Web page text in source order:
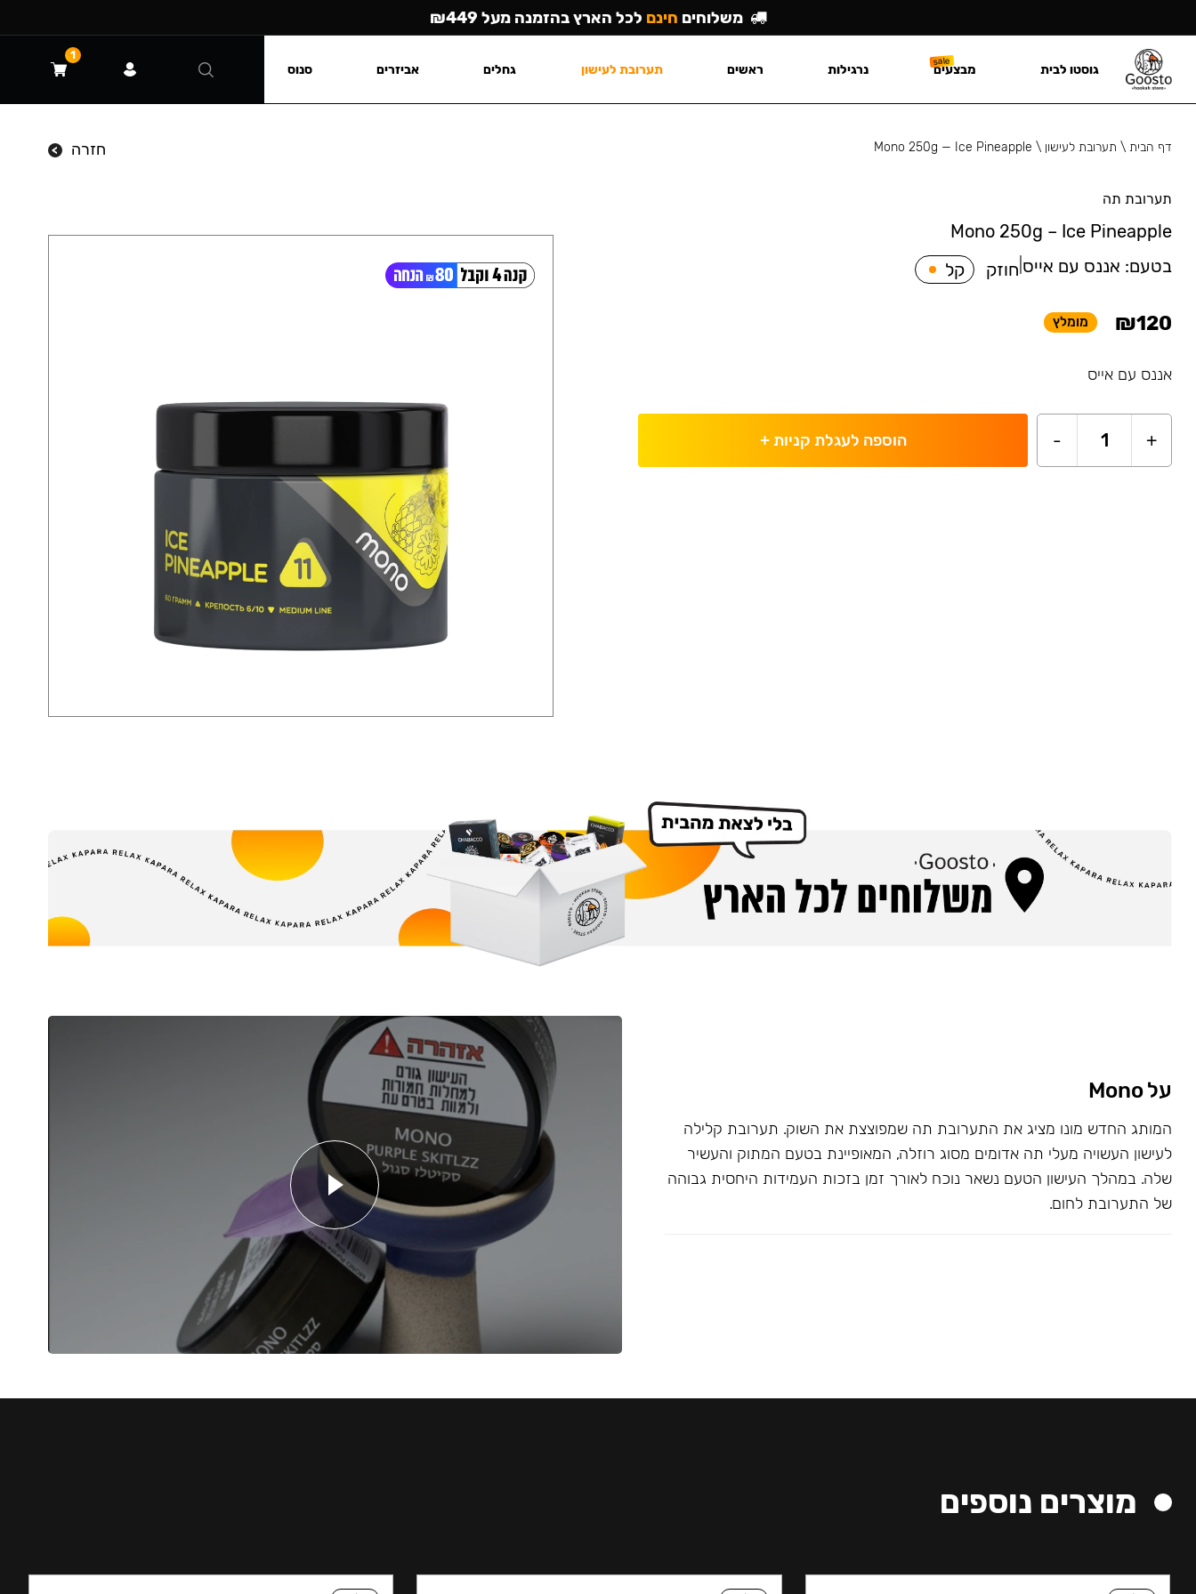
דף הבית\ תערובת לעישון \
Mono 250g — Ice Pineapple חזרה
תערובת תה
Mono 250g – Ice Pineapple
בטעם: אננס עם אייס חוזק קל
₪120 מומלץ
אננס עם אייס
+
1
- הוספה לעגלת קניות+
על Mono
המותג החדש מונו מציג את התערובת תה שמפוצצת את השוק. תערובת קלילה
לעישון העשויה מעלי תה אדומים מסוג רוזלה, המאופיינת בטעם המתוק והעשיר
שלה. במהלך העישון הטעם נשאר נוכח לאורך זמן בזכות העמידות היחסית גבוהה
של התערובת לחום.
מוצרים נוספים
משלוחים חינם לכל הארץ בהזמנה מעל ₪449
גוסטו לבית מבצעים נרגילות ראשים תערובת לעישון גחלים אביזרים סנוס
1